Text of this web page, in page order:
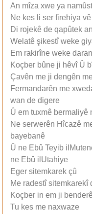
An mîza xwe ya
Ne kes li ser firehiya
Di rojekê de qapûtek
Welatê şikestî weke
Em rakirîne weke
Koçber bûne ji hêvî Û
Çavên me ji dengên
Fermandarên me
wan de digere
Û em tuxmê bermaliyê
Ne serwerên Hîcazê
bayebanê
Û ne Ebû Teyib
ne Ebû ilUtahiye
Eger sitemkarek çû
Me radestî sitemkarekî
Koçber in em ji
Tu kes me naxwaze